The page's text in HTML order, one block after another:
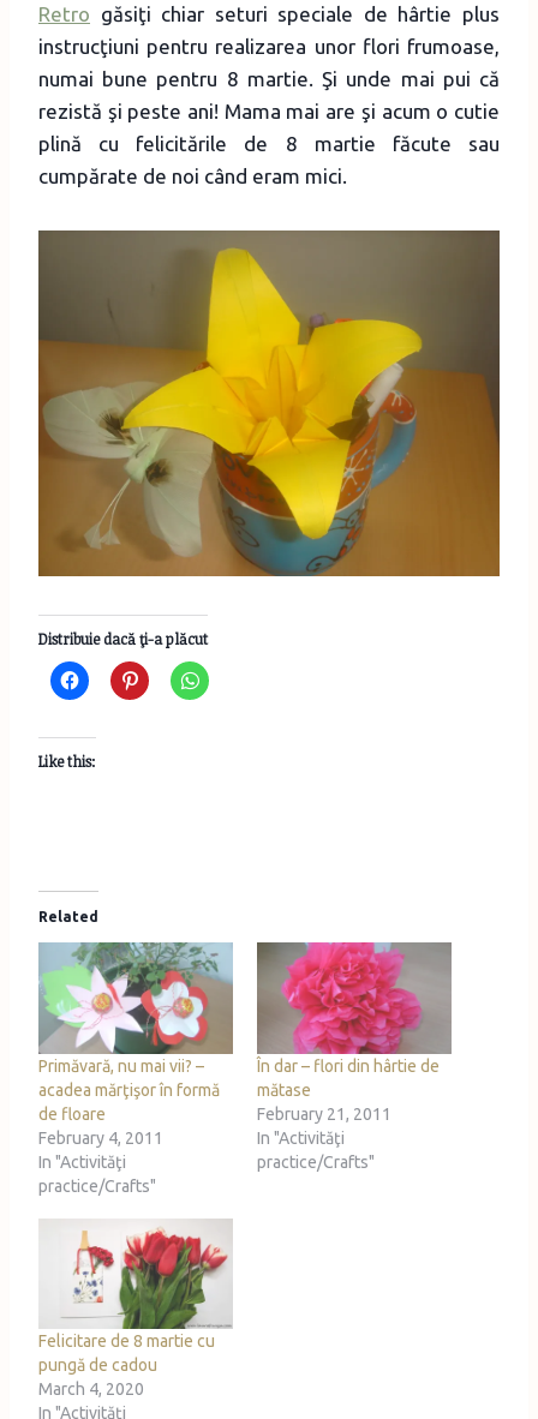
Retro găsiţi chiar seturi speciale de hârtie plus
instrucţiuni pentru realizarea unor flori frumoase,
numai bune pentru 8 martie. Şi unde mai pui că
rezistă şi peste ani! Mama mai are şi acum o cutie
plină cu felicitările de 8 martie făcute sau
cumpărate de noi când eram mici.
Distribuie dacă ţi-a plăcut
Like this:
Related
Primăvară, nu mai vii? –
acadea mărţişor în formă
de floare
February 4, 2011
In "Activităţi
practice/Crafts"
În dar – flori din hârtie de
mătase
February 21, 2011
In "Activităţi
practice/Crafts"
Felicitare de 8 martie cu
pungă de cadou
March 4, 2020
In "Activităţi